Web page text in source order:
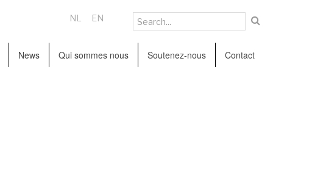
News Qui sommes nous Soutenez-nous Contact
NL EN